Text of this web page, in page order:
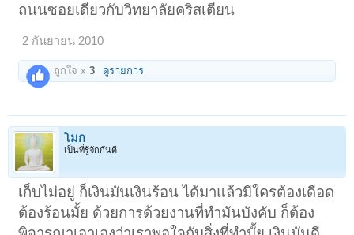
ถนนซอยเดียวกับวิทยาลัยคริสเตียน
2 กันยายน 2010
ถูกใจ x3 ดูรายการ
โมก
เป็นที่รู้จักกันดี
เก็บไม่อยู่ ก็เงินมันเงินร้อน ได้มาแล้วมีใครต้องเดือด
ต้องร้อนมั้ย ด้วยการด้วยงานที่ทำมันบังคับ ก็ต้อง